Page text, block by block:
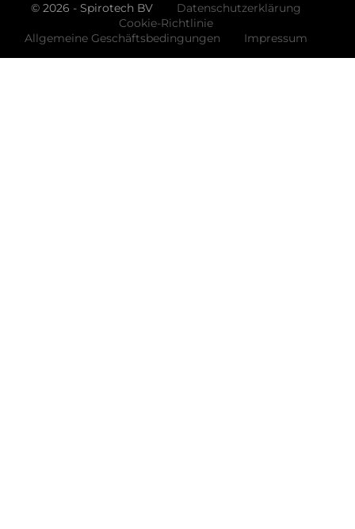
© 2026 - Spirotech BV
Datenschutzerklärung
Cookie-Richtlinie
Allgemeine Geschäftsbedingungen
Impressum